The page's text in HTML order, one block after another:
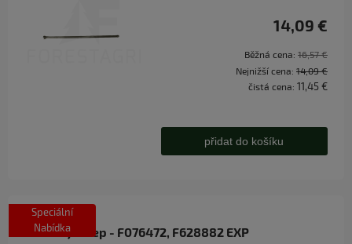
14,09 €
Běžná cena: 16,57 €
Nejnižší cena: 14,09 €
čistá cena: 11,45 €
přidat do košíku
Rozšiřující čep - F076472, F628882 EXP
Speciální
Nabídka